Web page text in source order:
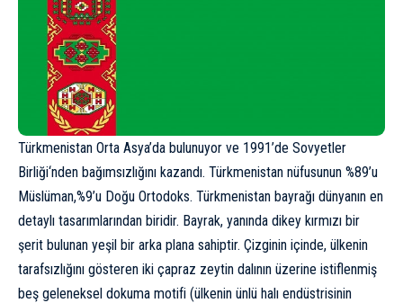
Türkmenistan Orta Asya’da bulunuyor ve 1991’de Sovyetler
Birliği‘nden bağımsızlığını kazandı. Türkmenistan nüfusunun %89’u
Müslüman,%9’u Doğu Ortodoks. Türkmenistan bayrağı dünyanın en
detaylı tasarımlarından biridir. Bayrak, yanında dikey kırmızı bir
şerit bulunan yeşil bir arka plana sahiptir. Çizginin içinde, ülkenin
tarafsızlığını gösteren iki çapraz zeytin dalının üzerine istiflenmiş
beş geleneksel dokuma motifi (ülkenin ünlü halı endüstrisinin